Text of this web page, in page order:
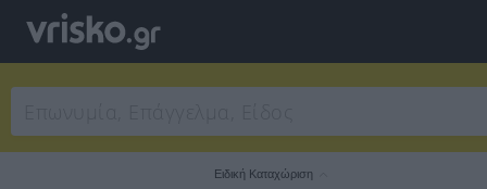
Ειδική Καταχώριση